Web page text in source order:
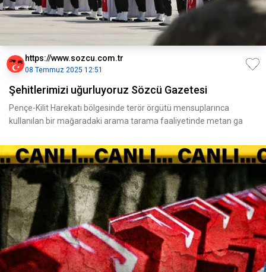
https://www.sozcu.com.tr
08 Temmuz 2025 12:51
Şehitlerimizi uğurluyoruz Sözcü Gazetesi
Pençe-Kilit Harekatı bölgesinde terör örgütü mensuplarınca
kullanılan bir mağaradaki arama tarama faaliyetinde metan ga